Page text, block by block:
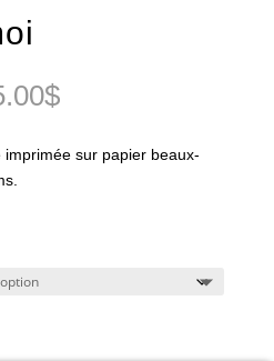
$Plage
prix :
40.00$
sur papier beaux-